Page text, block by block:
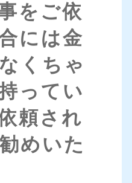
をご依
には金
くちゃ
ってい
頼され
めいた